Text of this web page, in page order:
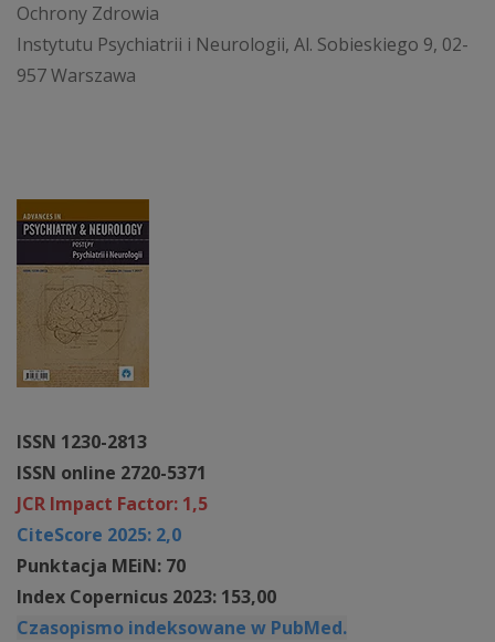
ISSN 1230-2813
ISSN online 2720-5371
JCR Impact Factor: 1,5
CiteScore 2025: 2,0
Punktacja MEiN: 70
Index Copernicus 2023: 153,00
Czasopismo indeksowane w PubMed.
Ochrony Zdrowia
Instytutu Psychiatrii i Neurologii, Al. Sobieskiego 9, 02-
957 Warszawa